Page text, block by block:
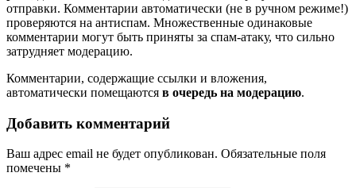
отправки. Комментарии автоматически (не в ручном режиме!)
проверяются на антиспам. Множественные одинаковые
комментарии могут быть приняты за спам-атаку, что сильно
затрудняет модерацию.
Комментарии, содержащие ссылки и вложения,
автоматически помещаются в очередь на модерацию.
Добавить комментарий
Ваш адрес email не будет опубликован. Обязательные поля
помечены *